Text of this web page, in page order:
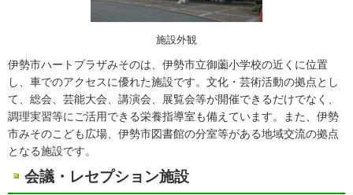
施設外観
伊勢市ハートプラザみそのは、伊勢市立御薗小学校の近くに位置
し、車でのアクセスに優れた施設です。文化・芸術活動の拠点とし
て、総会、芸能大会、講演会、展覧会等が開催できるだけでなく、
調理実習等にご活用できる栄養指導室も備えています。また、伊勢
市みそのこども広場、伊勢市図書館の分室等がある地域交流の拠点
となる施設です。
会議・レセプション施設